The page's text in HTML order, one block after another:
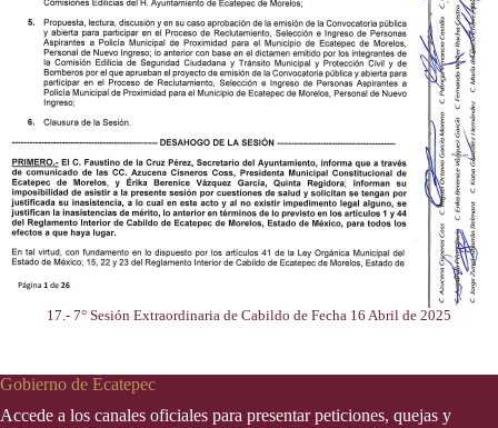
17.- 7° Sesión Extraordinaria de Cabildo de Fecha 16 Abril de 2025
Gobierno de Ecatepec
Accede a los canales oficiales para presentar peticiones, quejas y